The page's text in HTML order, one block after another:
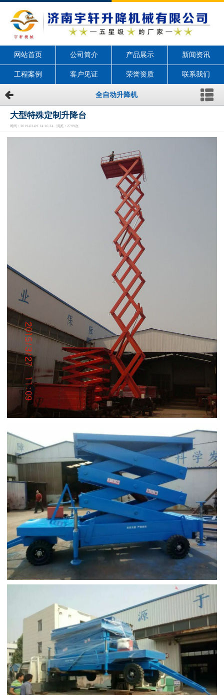
网站首页 公司简介 产品展示 新闻资讯
工程案例 客户见证 荣誉资质 联系我们
全自动升降机
大型特殊定制升降台
时间：2019-03-09 14:16:24 浏览：2799次